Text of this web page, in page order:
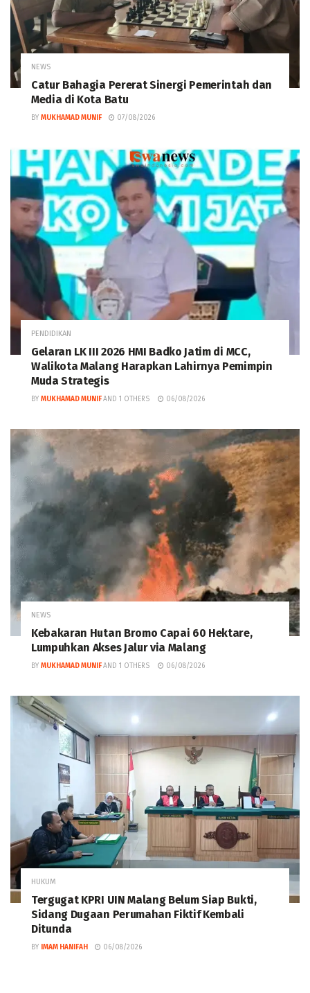
NEWS
Catur Bahagia Pererat Sinergi Pemerintah dan
Media di Kota Batu
BY MUKHAMAD MUNIF 07/08/2026
PENDIDIKAN
Gelaran LK III 2026 HMI Badko Jatim di MCC,
Walikota Malang Harapkan Lahirnya Pemimpin
Muda Strategis
BY MUKHAMAD MUNIF AND 1 OTHERS 06/08/2026
NEWS
Kebakaran Hutan Bromo Capai 60 Hektare,
Lumpuhkan Akses Jalur via Malang
BY MUKHAMAD MUNIF AND 1 OTHERS 06/08/2026
HUKUM
Tergugat KPRI UIN Malang Belum Siap Bukti,
Sidang Dugaan Perumahan Fiktif Kembali
Ditunda
BY IMAM HANIFAH 06/08/2026